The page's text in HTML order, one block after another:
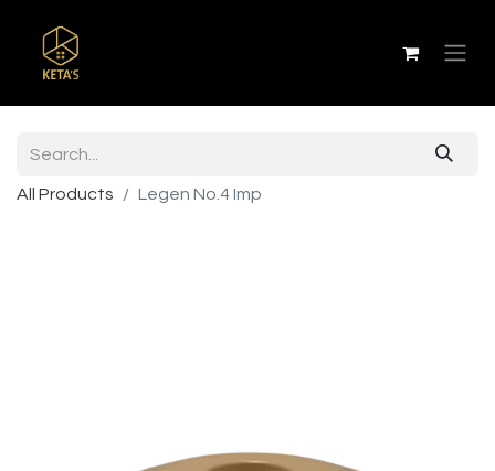
All Products Legen No.4 Imp